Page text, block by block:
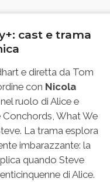
cast e trama
e diretta da Tom
con Nicola
ruolo di Alice e
What We
La trama esplora
imbarazzante: la
quando Steve
di Alice.